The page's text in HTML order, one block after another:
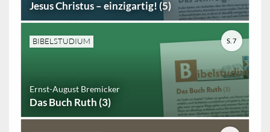
Jesus Christus – einzigartig! (5)
BIBELSTUDIUM
Ernst-August Bremicker
Das Buch Ruth (3)
S. 7